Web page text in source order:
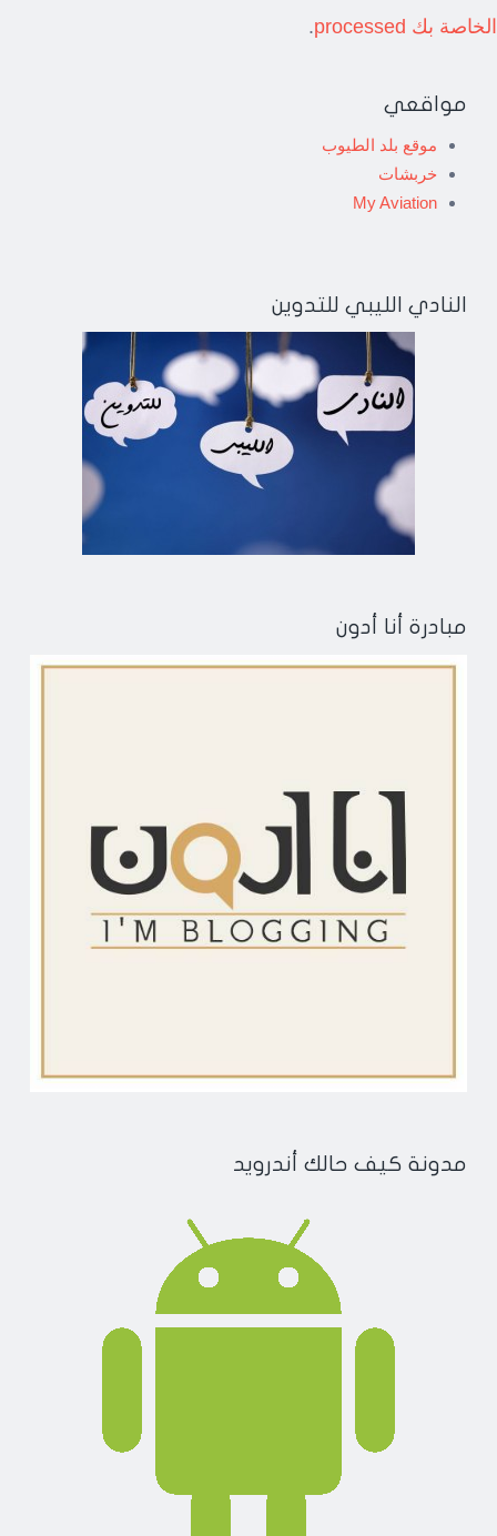
الخاصة بك processed
.
مواقعي
موقع بلد الطيوب
خربشات
My Aviation
النادي الليبي للتدوين
مبادرة أنا أدون
مدونة كيف حالك أندرويد